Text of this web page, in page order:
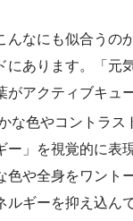
んなにも似合うの
にあります。「元
がアクティブキュ
な色やコントラス
ー」を視覚的に表
色や全身をワント
ルギーを抑え込ん